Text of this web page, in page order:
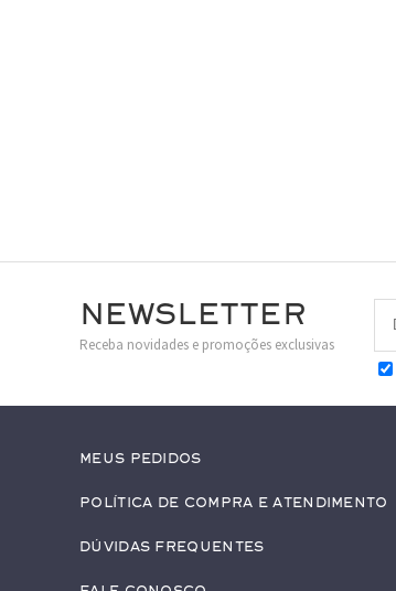
Newsletter
Receba novidades e promoções exclusivas
Meus pedidos
Política de Compra e Atendimento
Dúvidas Frequentes